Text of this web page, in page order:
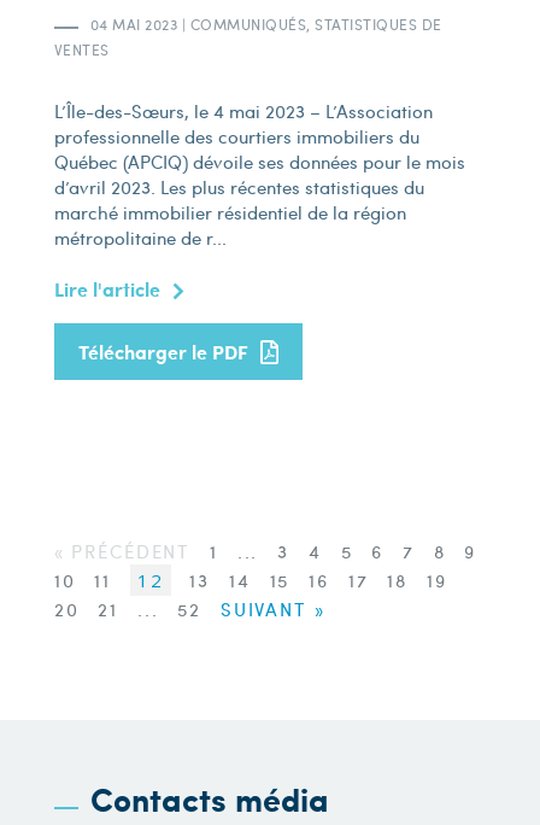
04 MAI 2023 | COMMUNIQUÉS, STATISTIQUES DE
VENTES
L’Île-des-Sœurs, le 4 mai 2023 – L’Association
professionnelle des courtiers immobiliers du
Québec (APCIQ) dévoile ses données pour le mois
d’avril 2023. Les plus récentes statistiques du
marché immobilier résidentiel de la région
métropolitaine de r...
Lire l'article
Télécharger le PDF
« PRÉCÉDENT 1 ... 3 4 5 6 7 8
9
10
11 12 13 14 15 16 17 18
19
20
21 ... 52 SUIVANT »
Contacts média